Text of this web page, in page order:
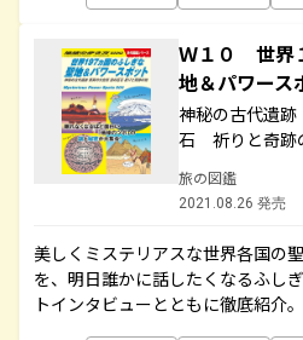
Ｗ１０ 世界
地＆パワー
神秘の古代遺
石 祈りと奇跡
旅の図鑑
2021.08.26 発売
美しくミステリアスな世界各国の
を、明日誰かに話したくなるふし
トインタビューとともに徹底紹介。